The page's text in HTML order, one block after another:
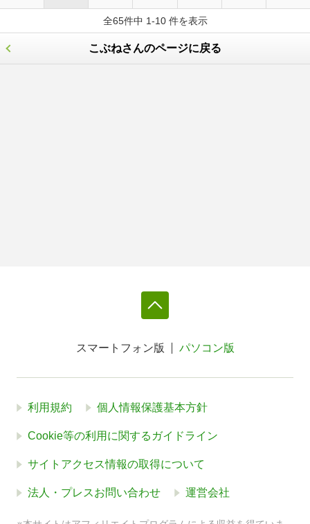
全65件中 1-10 件を表示
こぶねさんのページに戻る
スマートフォン版 パソコン版
利用規約 個人情報保護基本方針
Cookie等の利用に関するガイドライン
サイトアクセス情報の取得について
法人・プレスお問い合わせ 運営会社